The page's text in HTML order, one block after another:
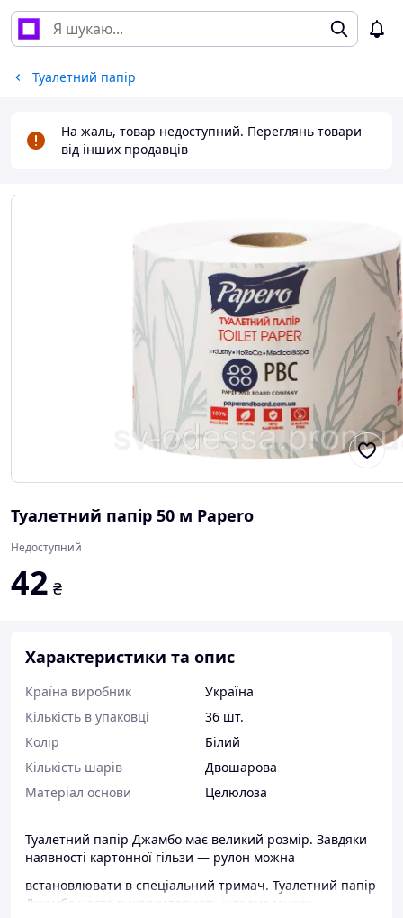
Туалетний папір
На жаль, товар недоступний. Переглянь товари
від інших продавців
Туалетний папір 50 м Papero
Недоступний
42 ₴
Характеристики та опис
Країна виробник
Україна
Кількість в упаковці
36 шт.
Колір
Білий
Кількість шарів
Двошарова
Матеріал основи
Целюлоза
Туалетний папір Джамбо має великий розмір. Завдяки
наявності картонної гільзи — рулон можна
встановлювати в спеціальний тримач. Туалетний папір
Джамбо часто використовують у громадських